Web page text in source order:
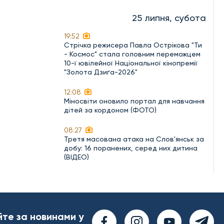
25 липня, субота
19:52
Стрічка режисера Павла Острікова "Ти
- Космос" стала головним переможцем
10-ї ювілейної Національної кінопремії
"Золота Дзиґа-2026"
12:08
Міносвіти оновило портал для навчання
дітей за кордоном (ФОТО)
08:27
Третя масована атака на Слов'янськ за
добу: 16 поранених, серед них дитина
(ВІДЕО)
за новинами у